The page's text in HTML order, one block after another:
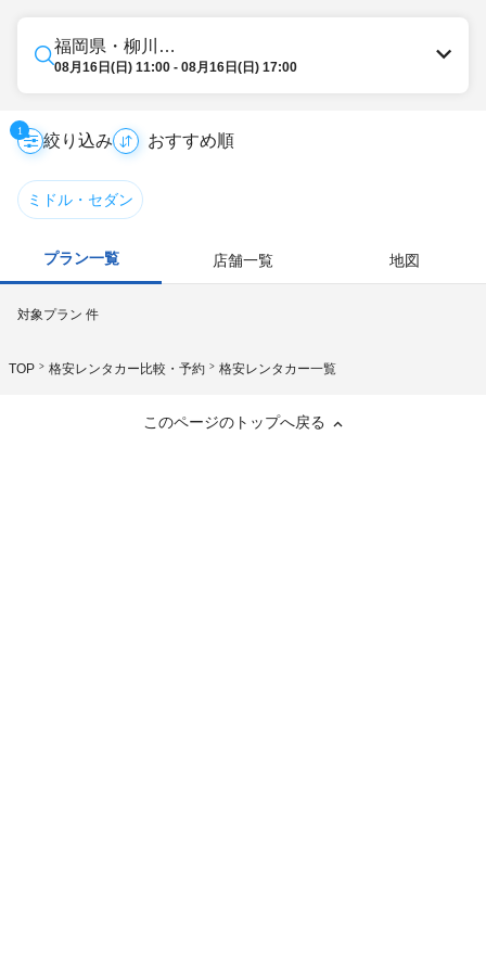
福岡県・柳川・八女・筑後
08月16日(日) 11:00 - 08月16日(日) 17:00
1
絞り込み
ミドル・セダン
プラン一覧 店舗一覧 地図
対象プラン 件
TOP 格安レンタカー比較・予約 格安レンタカー一覧
このページのトップへ戻る